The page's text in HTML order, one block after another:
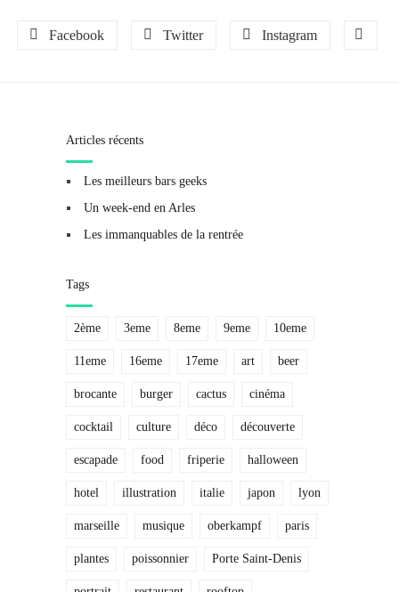
Facebook Twitter Instagram
Articles récents
Les meilleurs bars geeks
Un week-end en Arles
Les immanquables de la rentrée
Tags
2ème 3eme 8eme 9eme 10eme
11eme 16eme 17eme art beer
brocante burger cactus cinéma
cocktail culture déco découverte
escapade food friperie halloween
hotel illustration italie japon lyon
marseille musique oberkampf paris
plantes poissonnier Porte Saint-Denis